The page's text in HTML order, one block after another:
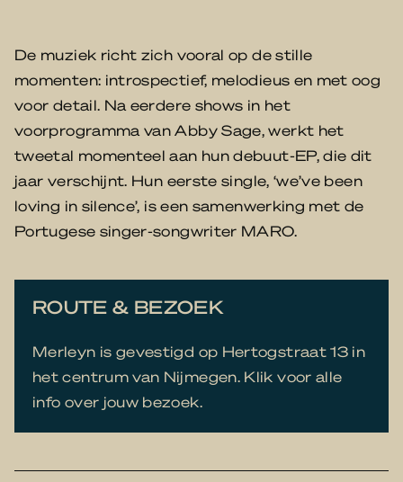
De muziek richt zich vooral op de stille
momenten: introspectief, melodieus en met oog
voor detail. Na eerdere shows in het
voorprogramma van Abby Sage, werkt het
tweetal momenteel aan hun debuut-EP, die dit
jaar verschijnt. Hun eerste single, ‘we’ve been
loving in silence’, is een samenwerking met de
Portugese singer-songwriter MARO.
ROUTE & BEZOEK
Merleyn is gevestigd op Hertogstraat 13 in
het centrum van Nijmegen. Klik voor alle
info over jouw bezoek.